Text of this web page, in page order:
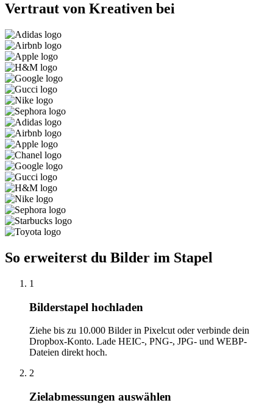
Vertraut von Kreativen bei
So erweiterst du Bilder im Stapel
1
Bilderstapel hochladen
Ziehe bis zu 10.000 Bilder in Pixelcut oder verbinde dein
Dropbox-Konto. Lade HEIC-, PNG-, JPG- und WEBP-
Dateien direkt hoch.
2
Zielabmessungen auswählen